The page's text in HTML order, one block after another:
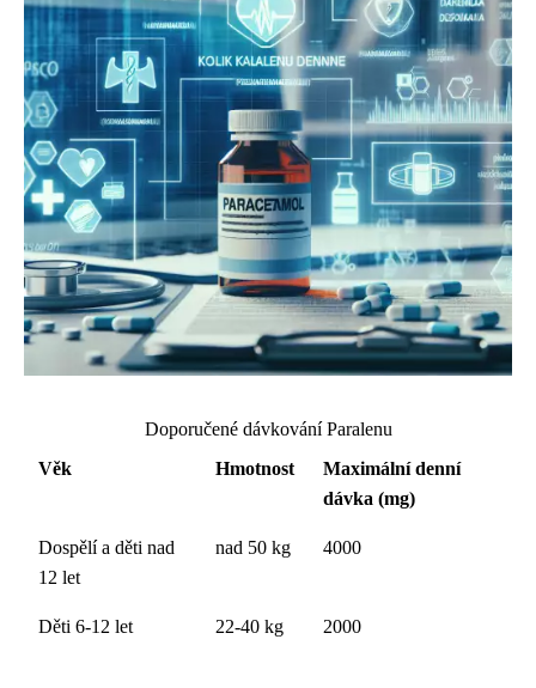
Doporučené dávkování Paralenu
Věk
Hmotnost
Maximální denní
dávka (mg)
Dospělí a děti nad
12 let
nad 50 kg 4000
Děti 6-12 let 22-40 kg 2000